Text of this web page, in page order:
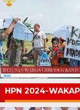
HPN 2024-